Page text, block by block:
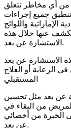
من أي مخاطر تتعلق
جميع إجراءات
الإماراتية واللوائح
عنها خلال هذه
الاستشارة عن بعد.
الاستشارة عن بعد
الرعاية أو العلاج
المستقبلي
عن بعد مثل تحسين
من البقاء في
الخبرة من أخصائي
عن بعد.